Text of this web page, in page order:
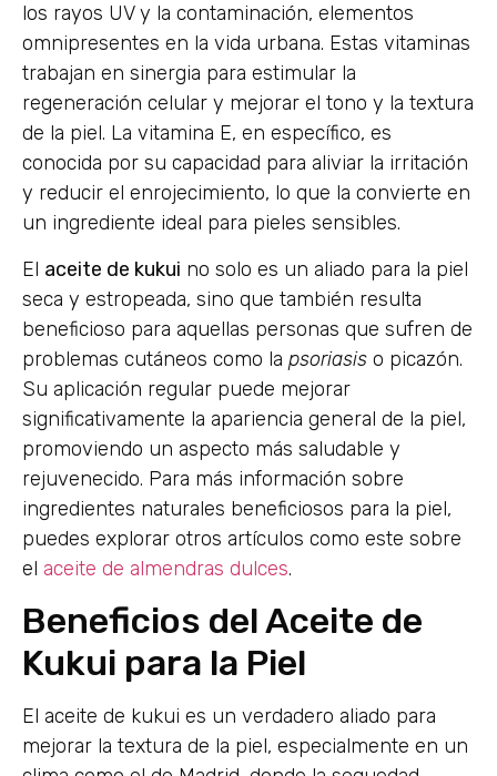
los rayos UV y la contaminación, elementos
omnipresentes en la vida urbana. Estas vitaminas
trabajan en sinergia para estimular la
regeneración celular y mejorar el tono y la textura
de la piel. La vitamina E, en específico, es
conocida por su capacidad para aliviar la irritación
y reducir el enrojecimiento, lo que la convierte en
un ingrediente ideal para pieles sensibles.
El aceite de kukui no solo es un aliado para la piel
seca y estropeada, sino que también resulta
beneficioso para aquellas personas que sufren de
problemas cutáneos como la psoriasis o picazón.
Su aplicación regular puede mejorar
significativamente la apariencia general de la piel,
promoviendo un aspecto más saludable y
rejuvenecido. Para más información sobre
ingredientes naturales beneficiosos para la piel,
puedes explorar otros artículos como este sobre
el aceite de almendras dulces.
Beneficios del Aceite de
Kukui para la Piel
El aceite de kukui es un verdadero aliado para
mejorar la textura de la piel, especialmente en un